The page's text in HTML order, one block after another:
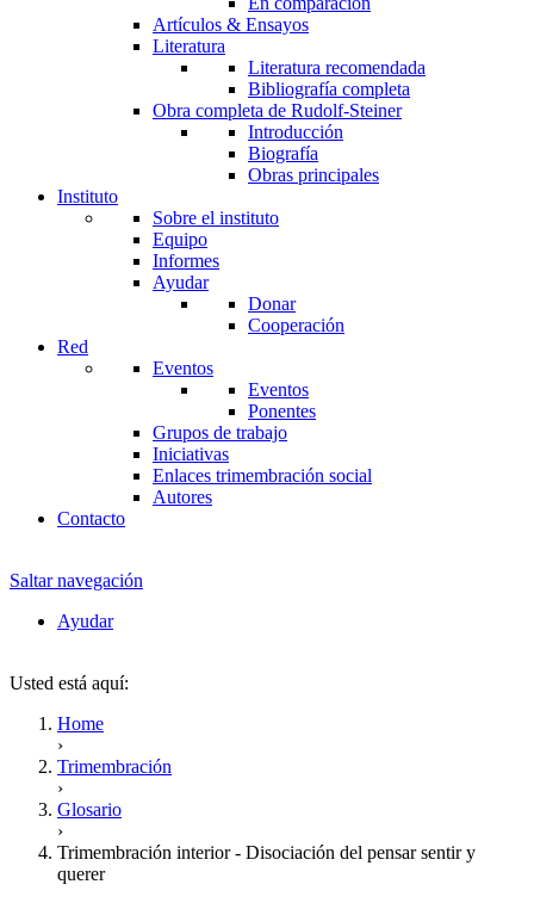
Artículos & Ensayos
Literatura
Literatura recomendada
Bibliografía completa
Obra completa de Rudolf-Steiner
Introducción
Biografía
Obras principales
Instituto
Sobre el instituto
Equipo
Informes
Ayudar
Donar
Cooperación
Red
Eventos
Eventos
Ponentes
Grupos de trabajo
Iniciativas
Enlaces trimembración social
Autores
Contacto
Saltar navegación
Ayudar
Usted está aquí:
Home
›
Trimembración
›
Glosario
›
Trimembración interior - Disociación del pensar sentir y
querer